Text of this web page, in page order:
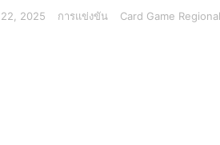
2025 การแข่งขัน Card Game